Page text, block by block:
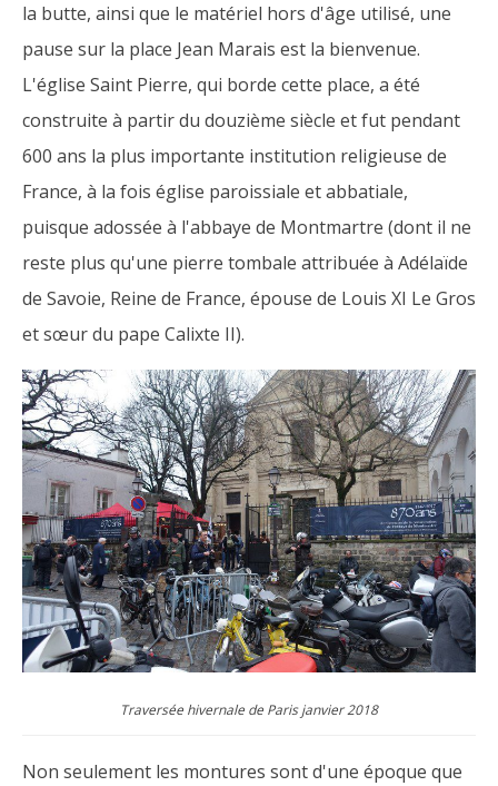
la butte, ainsi que le matériel hors d'âge utilisé, une
pause sur la place Jean Marais est la bienvenue.
L'église Saint Pierre, qui borde cette place, a été
construite à partir du douzième siècle et fut pendant
600 ans la plus importante institution religieuse de
France, à la fois église paroissiale et abbatiale,
puisque adossée à l'abbaye de Montmartre (dont il ne
reste plus qu'une pierre tombale attribuée à Adélaïde
de Savoie, Reine de France, épouse de Louis XI Le Gros
et sœur du pape Calixte II).
Traversée hivernale de Paris janvier 2018
Non seulement les montures sont d'une époque que